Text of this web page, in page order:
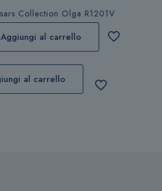
Collection Olga R1201V
Aggiungi al carrello
al carrello